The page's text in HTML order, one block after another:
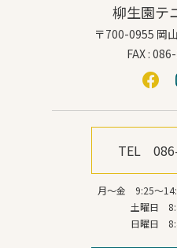
柳生園テ
〒700-0955 岡
FAX :
TEL
月～金 9:25～
土曜日
日曜日